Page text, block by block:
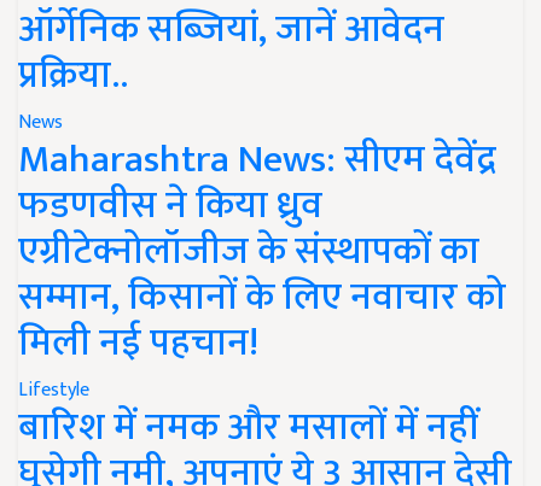
ऑर्गेनिक सब्जियां, जानें आवेदन
प्रक्रिया..
News
Maharashtra News: सीएम देवेंद्र
फडणवीस ने किया ध्रुव
एग्रीटेक्नोलॉजीज के संस्थापकों का
सम्मान, किसानों के लिए नवाचार को
मिली नई पहचान!
Lifestyle
बारिश में नमक और मसालों में नहीं
घुसेगी नमी, अपनाएं ये 3 आसान देसी